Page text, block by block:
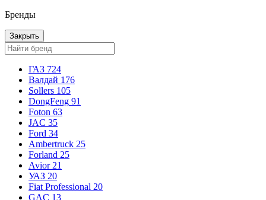
Бренды
Закрыть
ГАЗ 724
Валдай 176
Sollers 105
DongFeng 91
Foton 63
JAC 35
Ford 34
Ambertruck 25
Forland 25
Avior 21
УАЗ 20
Fiat Professional 20
GAC 13